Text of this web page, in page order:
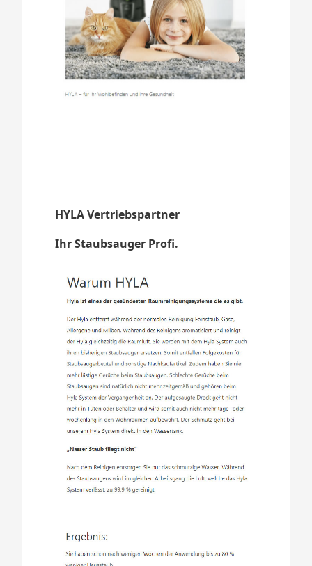
HYLA Vertriebspartner
Ihr Staubsauger Profi.